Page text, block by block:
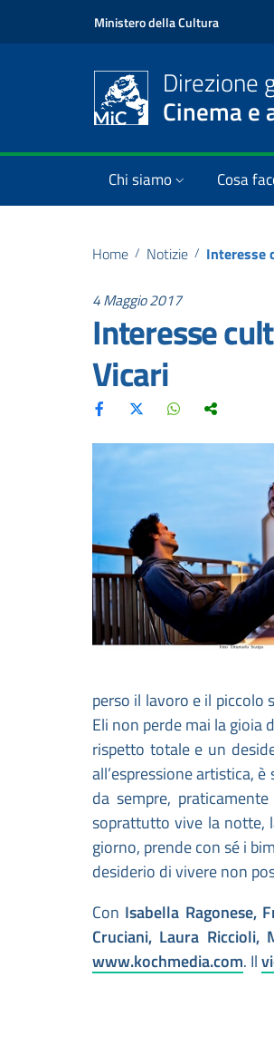
Ministero della Cultura
Direzione
Cinema e
Chi siamo Cosa
Home / Notizie /
4 Maggio 2017
Interesse
Vicari
perso il lavoro e il
Eli non perde mai la gioia
rispetto totale e un
all’espressione artistica,
da sempre,
soprattutto vive la notte,
giorno, prende con sé i
desiderio di vivere non
Con Isabella Ragonese,
Cruciani, Laura Riccioli,
www.kochmedia.com. Il